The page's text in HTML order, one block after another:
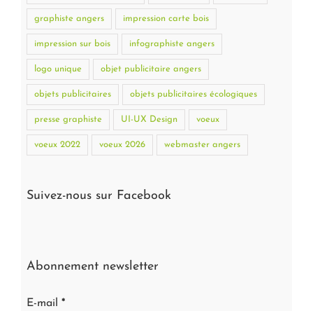
graphiste angers impression carte bois
impression sur bois infographiste angers
logo unique objet publicitaire angers
objets publicitaires objets publicitaires écologiques
presse graphiste UI-UX Design voeux
voeux 2022 voeux 2026 webmaster angers
Suivez-nous sur Facebook
Abonnement newsletter
E-mail *